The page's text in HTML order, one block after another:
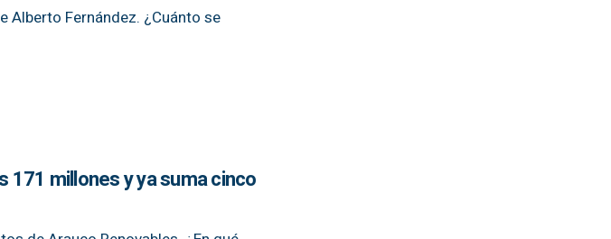
Alberto Fernández. ¿Cuánto se
171 millones y ya suma cinco